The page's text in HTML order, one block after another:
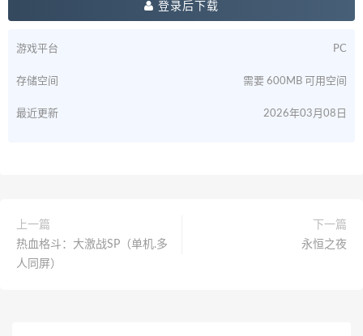
登录后下载
游戏平台 PC
存储空间 需要 600MB 可用空间
最近更新 2026年03月08日
上一篇
热血格斗：大激战SP（单机.多
人同屏）
下一篇
永恒之夜